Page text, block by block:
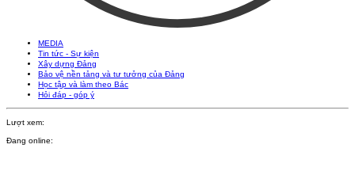
MEDIA
Tin tức - Sự kiện
Xây dựng Đảng
Bảo vệ nền tảng và tư tưởng của Đảng
Học tập và làm theo Bác
Hỏi đáp - góp ý
Lượt xem:
Đang online: